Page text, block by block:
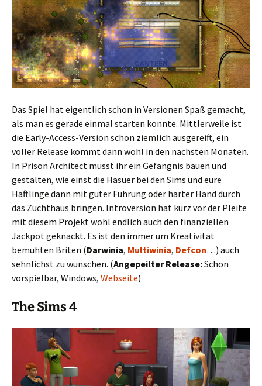
Das Spiel hat eigentlich schon in Versionen Spaß gemacht,
als man es gerade einmal starten konnte. Mittlerweile ist
die Early-Access-Version schon ziemlich ausgereift, ein
voller Release kommt dann wohl in den nächsten Monaten.
In Prison Architect müsst ihr ein Gefängnis bauen und
gestalten, wie einst die Häsuer bei den Sims und eure
Häftlinge dann mit guter Führung oder harter Hand durch
das Zuchthaus bringen. Introversion hat kurz vor der Pleite
mit diesem Projekt wohl endlich auch den finanziellen
Jackpot geknackt. Es ist den immer um Kreativität
bemühten Briten (Darwinia, Multiwinia, Defcon…) auch
sehnlichst zu wünschen. (Angepeilter Release:Schon
vorspielbar, Windows, Webseite)
The Sims 4